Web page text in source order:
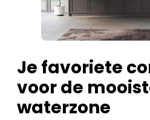
Je favoriete
voor de
waterzone